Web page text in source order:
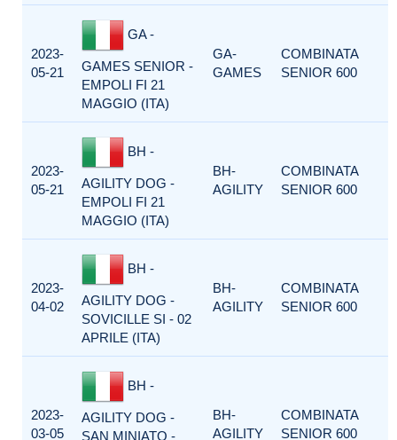
2023-
05-21
GA -
GAMES SENIOR -
EMPOLI FI 21
MAGGIO (ITA)
GA-
GAMES
COMBINATA
SENIOR 600
2023-
05-21
BH -
AGILITY DOG -
EMPOLI FI 21
MAGGIO (ITA)
BH-
AGILITY
COMBINATA
SENIOR 600
2023-
04-02
BH -
AGILITY DOG -
SOVICILLE SI - 02
APRILE (ITA)
BH-
AGILITY
COMBINATA
SENIOR 600
2023-
03-05
BH -
AGILITY DOG -
SAN MINIATO -
BH-
AGILITY
COMBINATA
SENIOR 600